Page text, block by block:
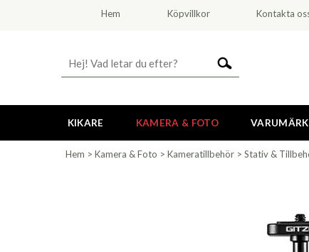
Hem Köpvillkor Kontakta
KIKARE KAMERA & FOTO
Hem > Kamera & Foto > Kameratillbehör > Stativ &